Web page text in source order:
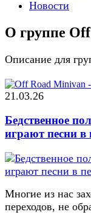
Новости
О группе
Описание для
21.03.26
Бедственное
играют песни в
Многие из нас
переходов, не